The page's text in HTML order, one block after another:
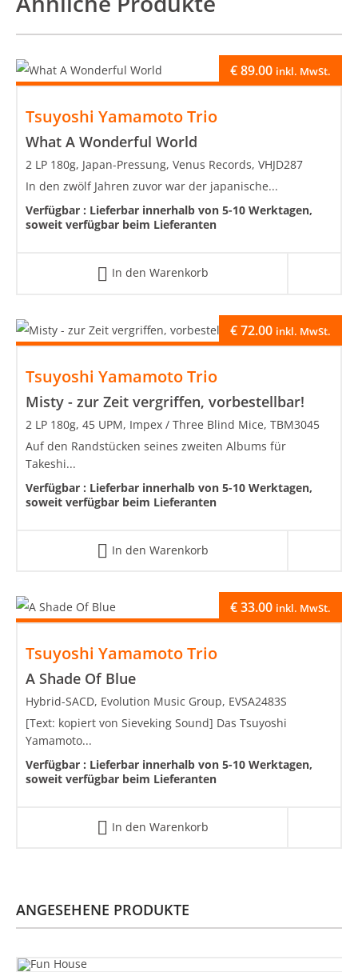
Tsuyoshi Yamamoto Trio
What A Wonderful World
€89.00 inkl. MwSt.
2 LP 180g, Japan-Pressung, Venus Records, VHJD287
In den zwölf Jahren zuvor war der japanische...
Verfügbar : Lieferbar innerhalb von 5-10 Werktagen,
soweit verfügbar beim Lieferanten
In den Warenkorb
Tsuyoshi Yamamoto Trio
Misty - zur Zeit vergriffen, vorbestellbar!
€72.00 inkl. MwSt.
2 LP 180g, 45 UPM, Impex / Three Blind Mice, TBM3045
Auf den Randstücken seines zweiten Albums für
Takeshi...
Verfügbar : Lieferbar innerhalb von 5-10 Werktagen,
soweit verfügbar beim Lieferanten
In den Warenkorb
Tsuyoshi Yamamoto Trio
A Shade Of Blue
€33.00 inkl. MwSt.
Hybrid-SACD, Evolution Music Group, EVSA2483S
[Text: kopiert von Sieveking Sound] Das Tsuyoshi
Yamamoto...
Verfügbar : Lieferbar innerhalb von 5-10 Werktagen,
soweit verfügbar beim Lieferanten
In den Warenkorb
ANGESEHENE PRODUKTE